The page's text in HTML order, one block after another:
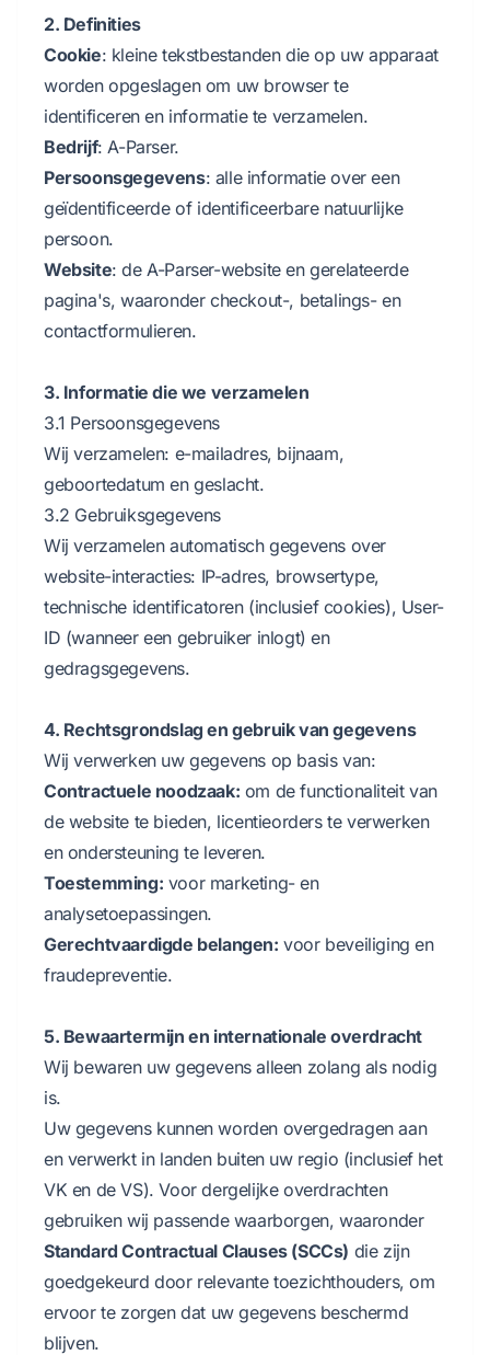
2. Definities
Cookie: kleine tekstbestanden die op uw apparaat
worden opgeslagen om uw browser te
identificeren en informatie te verzamelen.
Bedrijf: A-Parser.
Persoonsgegevens: alle informatie over een
geïdentificeerde of identificeerbare natuurlijke
persoon.
Website: de A-Parser-website en gerelateerde
pagina's, waaronder checkout-, betalings- en
contactformulieren.
3. Informatie die we verzamelen
3.1 Persoonsgegevens
Wij verzamelen: e-mailadres, bijnaam,
geboortedatum en geslacht.
3.2 Gebruiksgegevens
Wij verzamelen automatisch gegevens over
website-interacties: IP-adres, browsertype,
technische identificatoren (inclusief cookies), User-
ID (wanneer een gebruiker inlogt) en
gedragsgegevens.
4. Rechtsgrondslag en gebruik van gegevens
Wij verwerken uw gegevens op basis van:
Contractuele noodzaak: om de functionaliteit van
de website te bieden, licentieorders te verwerken
en ondersteuning te leveren.
Toestemming: voor marketing- en
analysetoepassingen.
Gerechtvaardigde belangen: voor beveiliging en
fraudepreventie.
5. Bewaartermijn en internationale overdracht
Wij bewaren uw gegevens alleen zolang als nodig
is.
Uw gegevens kunnen worden overgedragen aan
en verwerkt in landen buiten uw regio (inclusief het
VK en de VS). Voor dergelijke overdrachten
gebruiken wij passende waarborgen, waaronder
Standard Contractual Clauses (SCCs) die zijn
goedgekeurd door relevante toezichthouders, om
ervoor te zorgen dat uw gegevens beschermd
blijven.